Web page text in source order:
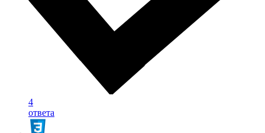
4
ответа